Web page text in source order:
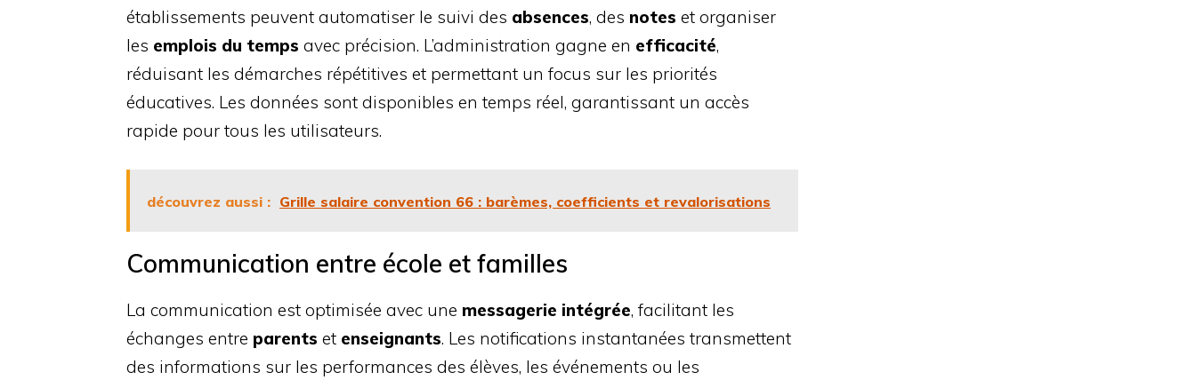
établissements peuvent automatiser le suivi des absences, des notes et organiser
les emplois du temps avec précision. L’administration gagne en efficacité,
réduisant les démarches répétitives et permettant un focus sur les priorités
éducatives. Les données sont disponibles en temps réel, garantissant un accès
rapide pour tous les utilisateurs.
découvrez aussi : Grille salaire convention 66 : barèmes, coefficients et revalorisations
Communication entre école et familles
La communication est optimisée avec une messagerie intégrée, facilitant les
échanges entre parents et enseignants. Les notifications instantanées transmettent
des informations sur les performances des élèves, les événements ou les